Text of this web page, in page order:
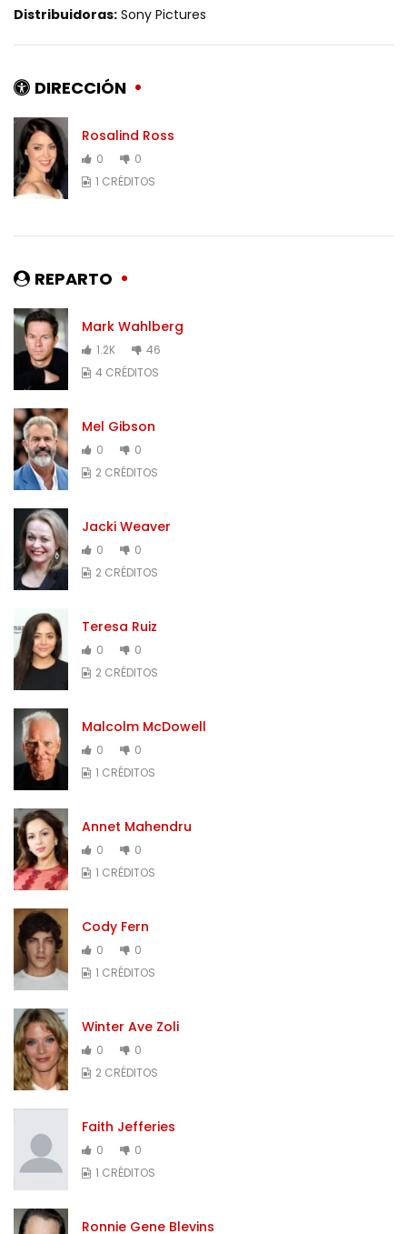
Distribuidoras: Sony Pictures
DIRECCIÓN
Rosalind Ross
0
0
1 CRÉDITOS
REPARTO
Mark Wahlberg
1.2K
46
4 CRÉDITOS
Mel Gibson
0
0
2 CRÉDITOS
Jacki Weaver
0
0
2 CRÉDITOS
Teresa Ruiz
0
0
2 CRÉDITOS
Malcolm McDowell
0
0
1 CRÉDITOS
Annet Mahendru
0
0
1 CRÉDITOS
Cody Fern
0
0
1 CRÉDITOS
Winter Ave Zoli
0
0
2 CRÉDITOS
Faith Jefferies
0
0
1 CRÉDITOS
Ronnie Gene Blevins